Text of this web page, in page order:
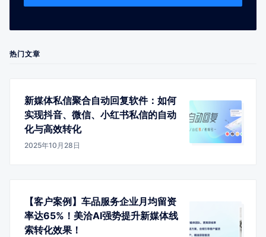
热门文章
新媒体私信聚合自动回复软件：如何
实现抖音、微信、小红书私信的自动
化与高效转化
2025年10月28日
【客户案例】车品服务企业月均留资
率达65%！美洽AI强势提升新媒体线
索转化效果！